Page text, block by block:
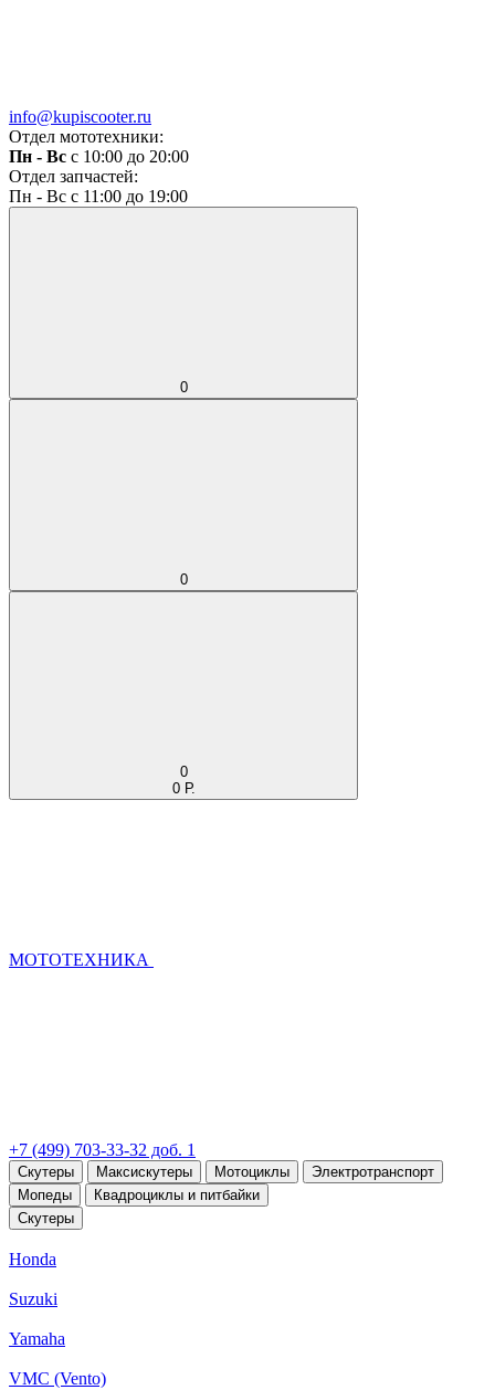
info@kupiscooter.ru
Отдел мототехники:
Пн - Вс с 10:00 до 20:00
Отдел запчастей:
Пн - Вс с 11:00 до 19:00
0
0
0
0 Р.
МОТОТЕХНИКА
+7 (499) 703-33-32 доб. 1
Скутеры Максискутеры Мотоциклы
Электротранспорт
Мопеды
Квадроциклы и питбайки
Скутеры
Honda
Suzuki
Yamaha
VMC (Vento)